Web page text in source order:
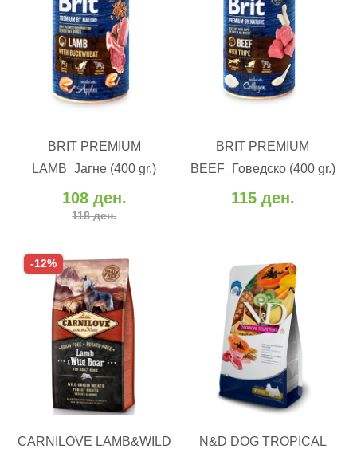
BRIT PREMIUM
LAMB_Јагне (400 gr.)
108 ден.
118 ден.
Додај во желби
Додај за споредба
BRIT PREMIUM
BEEF_Говедско (400 gr.)
115 ден.
Додај во желби
Додај за споредба
-12%
CARNILOVE LAMB&WILD
ВО КОШНИЧКА
Додај во желби
N&D DOG TROPICAL
ВО КОШНИЧКА
Додај во желби